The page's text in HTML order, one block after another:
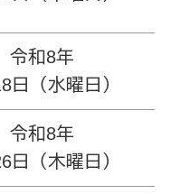
令和8年
日（水曜日）
令和8年
日（木曜日）